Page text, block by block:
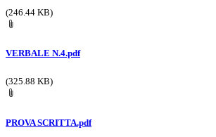
(246.44 KB)
VERBALE N.4.pdf
(325.88 KB)
PROVA SCRITTA.pdf